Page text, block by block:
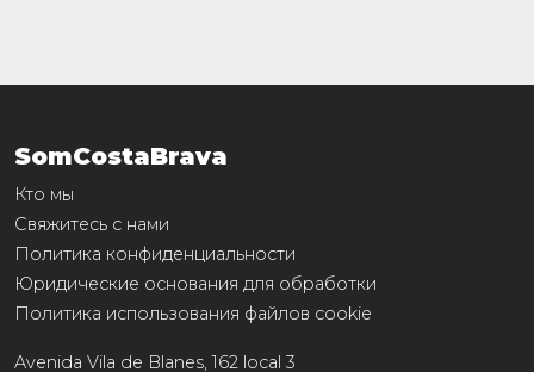
SomCostaBrava
Кто мы
Свяжитесь с нами
Политика конфиденциальности
Юридические основания для обработки
Политика использования файлов cookie
Avenida Vila de Blanes, 162 local 3